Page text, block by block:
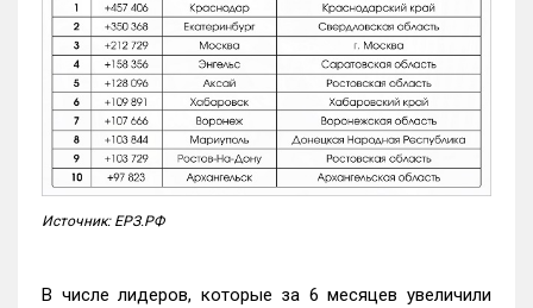
Источник: ЕРЗ.РФ
В числе лидеров, которые за 6 месяцев увеличили